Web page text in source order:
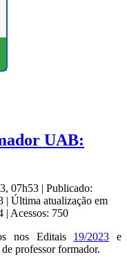
UAB:
07h53 | Publicado:
| Última atualização em
| Acessos: 750
nos Editais 19/2023 e
professor formador.